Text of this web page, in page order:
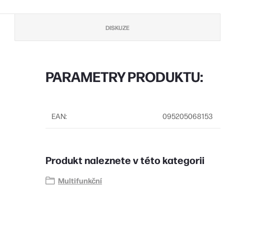
DISKUZE
PARAMETRY PRODUKTU:
EAN: 095205068153
Produkt naleznete v této kategorii
Multifunkční